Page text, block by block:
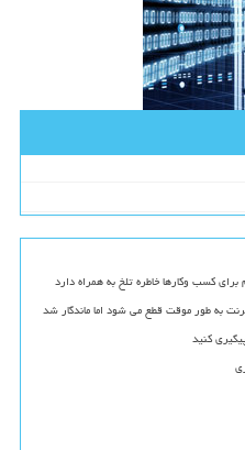
کسب وکارها خاطره تلخ به همراه دارد
کنید